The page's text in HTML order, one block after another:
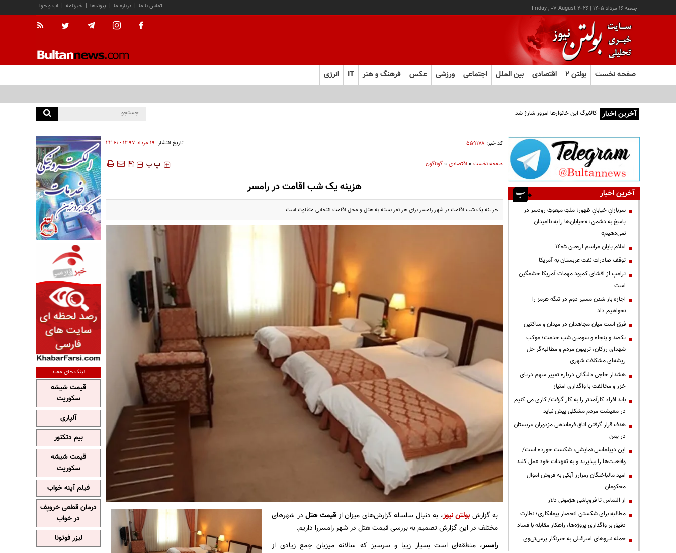
جمعه ۱۶ مرداد ۱۴۰۵ |
Friday , 07 August 2026 آب و هوا | خبرنامه | پیوندها | درباره ما | تماس با ما
صفحه نخست بولتن ۲ اقتصادی بین الملل اجتماعی ورزشی عکس فرهنگ و هنر IT انرژی
آخرین اخبار کالابرگ این خانوارها امروز شارژ شد
کد خبر: ۵۵۹۱۷۸ تاریخ انتشار: ۱۹ مرداد ۱۳۹۷ - ۲۲:۴۱
صفحه نخست» اقتصادی»گوناگون ‍‍‍ پ پ
هزینه یک شب اقامت در رامسر
هزینه یک شب اقامت در شهر رامسر برای هر نفر بسته به هتل و محل اقامت انتخابی متفاوت است.
به گزارش بولتن نیوز، به دنبال سلسله گزارش‌های میزان ازقیمت هتلدر شهر‌های
مختلف در این گزارش تصمیم به بررسی قیمت هتل در شهر رامسررا داریم.
رامسر، منطقه‌ای است بسیار زیبا و سرسبز که سالانه میزبان جمع زیادی از
آخرین اخبار
سربازانِ خیابانِ ظهور؛ ملتِ مبعوثِ رودسر در
پاسخ به دشمن: «خیابان‌ها را به ناامیدان
نمی‌دهیم»
اعلام پایان مراسم اربعین ۱۴۰۵
توقف صادرات نفت عربستان به آمریکا
ترامپ از افشای کمبود مهمات آمریکا خشمگین
است
اجازه باز شدن مسیر دوم در تنگه هرمز را
نخواهیم داد
فرق است میان مجاهدان در میدان و ساکتین
یکصد و پنجاه و سومین شب خدمت؛ موکب
شهدای رزکان، تریبون مردم و مطالبه‌گر حل
ریشه‌ای مشکلات شهری
هشدار حاجی دلیگانی درباره تغییر سهم دریای
خزر و مخالفت با واگذاری امتیاز
باید افراد کارآمدتر را به کار گرفت/ کاری می کنیم
در معیشت مردم مشکلی پیش نیاید
هدف قرار گرفتن اتاق‌ فرماندهی مزدوران عربستان
در یمن
این دیپلماسی نمایشی، شکست خورده است/
واقعیت‌ها را بپذیرید و به تعهدات خود عمل کنید
امید مالباختگان رمزارز آبکی به فروش اموال
محکومان
از التماس تا فروپاشی هژمونی دلار
مطالبه برای شکستن انحصار پیمانکاری؛ نظارت
دقیق بر واگذاری پروژه‌ها، راهکار مقابله با فساد
حمله نیروهای اسرائیلی به خبرنگار پرس‌تی‌وی
لینک های مفید
قیمت شیشه
سکوریت
آلپاری
بیم دتکتور
قیمت شیشه
سکوریت
فیلم آپنه خواب
درمان قطعی خروپف
در خواب
لیزر فوتونا